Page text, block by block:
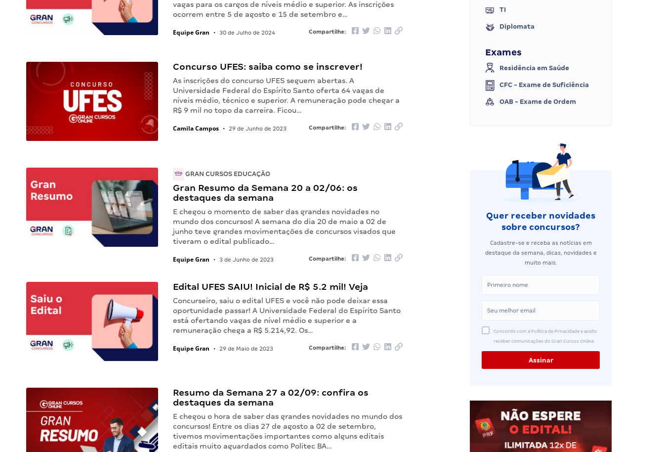
vagas para os cargos de níveis médio e superior. As inscrições
ocorrem entre 5 de agosto e 15 de setembro e…
Equipe Gran • 30 de Julho de 2024 Compartilhe:
Concurso UFES: saiba como se inscrever!
As inscrições do concurso UFES seguem abertas. A
Universidade Federal do Espírito Santo oferta 64 vagas de
níveis médio, técnico e superior. A remuneração pode chegar a
R$ 9 mil no topo da carreira. Ficou…
Camila Campos • 29 de Junho de 2023 Compartilhe:
GRAN CURSOS EDUCAÇÃO
Gran Resumo da Semana 20 a 02/06: os
destaques da semana
E chegou o momento de saber das grandes novidades no
mundo dos concursos! A semana do dia 20 de maio a 02 de
junho teve grandes movimentações de concursos visados que
tiveram o edital publicado…
Equipe Gran • 3 de Junho de 2023 Compartilhe:
Edital UFES SAIU! Inicial de R$ 5.2 mil! Veja
Concurseiro, saiu o edital UFES e você não pode deixar essa
oportunidade passar! A Universidade Federal do Espírito Santo
está ofertando vagas de nível médio e superior e a
remuneração chega a R$ 5.214,92. Os…
Equipe Gran • 29 de Maio de 2023 Compartilhe:
Resumo da Semana 27 a 02/09: confira os
destaques da semana
E chegou o hora de saber das grandes novidades no mundo dos
concursos! Entre os dias 27 de agosto a 02 de setembro,
tivemos movimentações importantes como alguns editais
editais muito aguardados como Politec BA…
TI
Diplomata
Exames
Residência em Saúde
CFC - Exame de Suficiência
OAB - Exame de Ordem
Quer receber novidades
sobre concursos?
Cadastre-se e receba as notícias em
destaque da semana, dicas, novidades e
muito mais.
Concordo com a Política de Privacidade e aceito
receber comunicações do Gran Cursos Online.